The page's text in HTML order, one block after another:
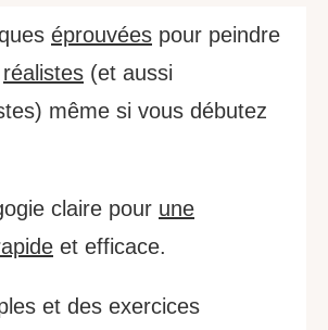
éprouvées pour peindre
réalistes (et aussi
même si vous débutez
claire pour une
et efficace.
et des exercices